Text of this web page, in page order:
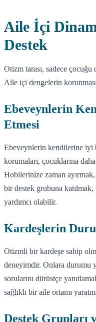
Aile İçi
Destek
Otizm tanısı, sadece
Aile içi dengelerin
Ebeveynlerin
Etmesi
Ebeveynlerin kendilerine iyi
korumaları, çocuklarına
Hobilerinize zaman
bir destek grubuna
yardımcı olabilir.
Kardeşlerin
Otizmli bir kardeşe sahip
deneyimdir. Onlara durumu
sorularını dürüstçe
sağlıklı bir aile ortamı
Destek Grupları